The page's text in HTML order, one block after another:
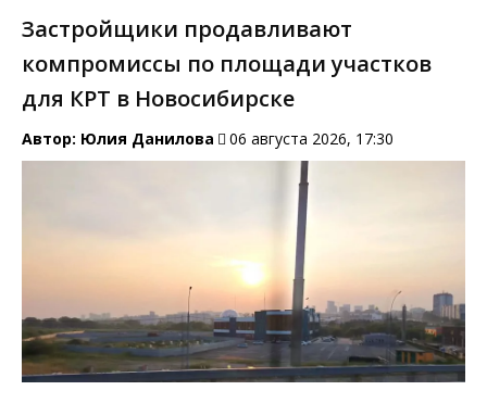
Застройщики продавливают
компромиссы по площади участков
для КРТ в Новосибирске
Автор: Юлия Данилова 06 августа 2026, 17:30